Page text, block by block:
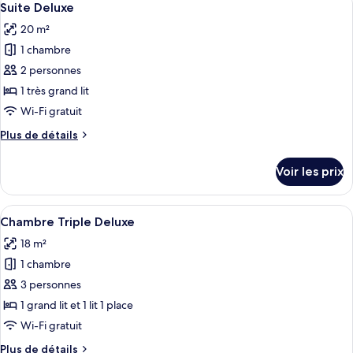
de
Chambre
Double
vue
jardin
toutes
les
photos
pour
ce
type
chambre :
15
Suite Deluxe
20 m²
1 chambre
2 personnes
1 très grand lit
Wi-Fi gratuit
Plus de détails
Plus
le
type
de
Suite
Deluxe
Voir les prix
Afficher
toutes
les
photos
pour
ce
type
Une chambre à coucher
6
Chambre Triple Deluxe
18 m²
1 chambre
3 personnes
1 grand lit et 1 lit 1 place
Wi-Fi gratuit
Plus de détails
Plus